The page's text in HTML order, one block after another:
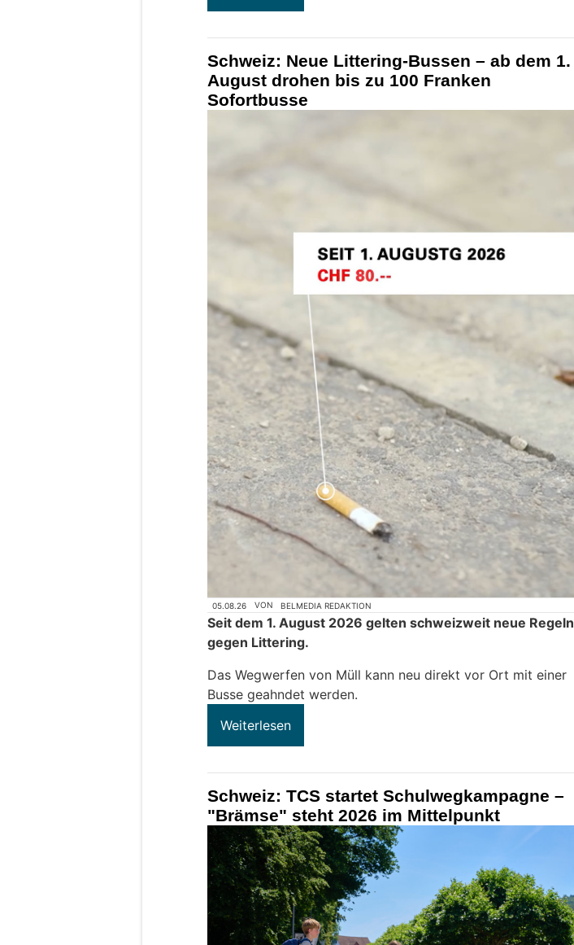
Schweiz: Neue Littering-Bussen – ab dem 1.
August drohen bis zu 100 Franken
Sofortbusse
05.08.26 VON BELMEDIA REDAKTION
Seit dem 1. August 2026 gelten schweizweit neue Regeln
gegen Littering.
Das Wegwerfen von Müll kann neu direkt vor Ort mit einer
Busse geahndet werden.
Weiterlesen
Schweiz: TCS startet Schulwegkampagne –
"Brämse" steht 2026 im Mittelpunkt